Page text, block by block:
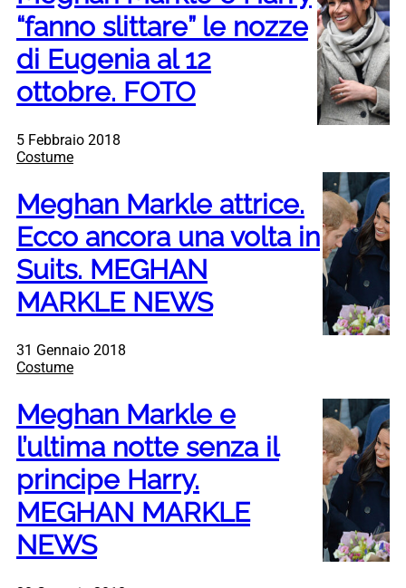
“fanno slittare” le nozze
di Eugenia al 12
ottobre. FOTO
5 Febbraio 2018
Costume
Meghan Markle attrice.
Ecco ancora una volta in
Suits. MEGHAN
MARKLE NEWS
31 Gennaio 2018
Costume
Meghan Markle e
l’ultima notte senza il
principe Harry.
MEGHAN MARKLE
NEWS